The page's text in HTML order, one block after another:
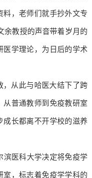
，老师们就手抄外文专
余教授的声音带着岁月的
医学理论，为日后的学术
，从此与哈医大结下了跨
普通教师到免疫教研室
成长都离不开学校的滋养
滨医科大学决定将免疫学
室，标志着免疫学学科的